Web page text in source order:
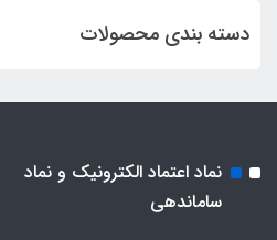
دسته بندی محصولات
نماد اعتماد الکترونیک و نماد
ساماندهی